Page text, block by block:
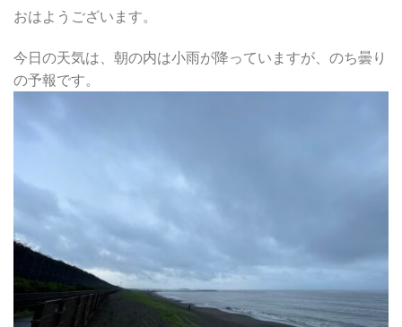
おはようございます。
今日の天気は、朝の内は小雨が降っていますが、のち曇り
の予報です。